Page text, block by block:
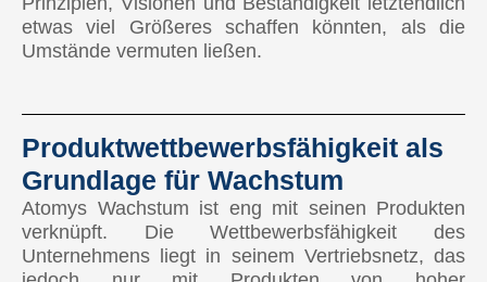
🇸🇬 Singapur
🇹🇭 Thailand
🇺🇿 Usbekistan
AFRIKA
Demnächst verfügbar
etwas viel Größeres schaffen könnten, als die
Umstände vermuten ließen.
Produktwettbewerbsfähigkeit als
Grundlage für Wachstum
Atomys Wachstum ist eng mit seinen Produkten
verknüpft. Die Wettbewerbsfähigkeit des
Unternehmens liegt in seinem Vertriebsnetz, das